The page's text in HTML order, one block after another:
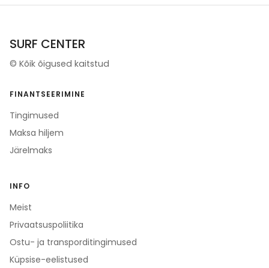
SURF CENTER
© Kõik õigused kaitstud
FINANTSEERIMINE
Tingimused
Maksa hiljem
Järelmaks
INFO
Meist
Privaatsuspoliitika
Ostu- ja transporditingimused
Küpsise-eelistused